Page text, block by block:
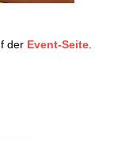
und neue
Event #4
der Event-Seite